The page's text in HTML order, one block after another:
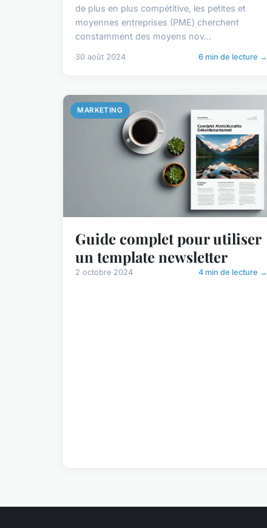
de plus en plus compétitive, les petites et
moyennes entreprises (PME) cherchent
constamment des moyens nov...
30 août 2024 6 min de lecture →
MARKETING
Guide complet pour utiliser
un template newsletter
2 octobre 2024 4 min de lecture →